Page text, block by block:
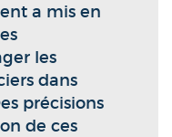
a mis en
les
dans
précisions
de ces